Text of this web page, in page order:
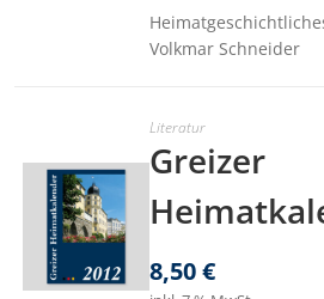
Volkmar Schneider
Literatur
Greizer
8,50€